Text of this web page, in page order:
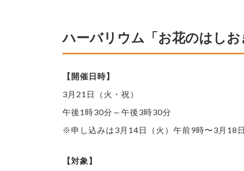
ハーバリウム「お花のはしお
【開催日時】
3月21日（火・祝）
午後1時30分～午後3時30分
※申し込みは3月14日（火）午前9時〜3月18
【対象】